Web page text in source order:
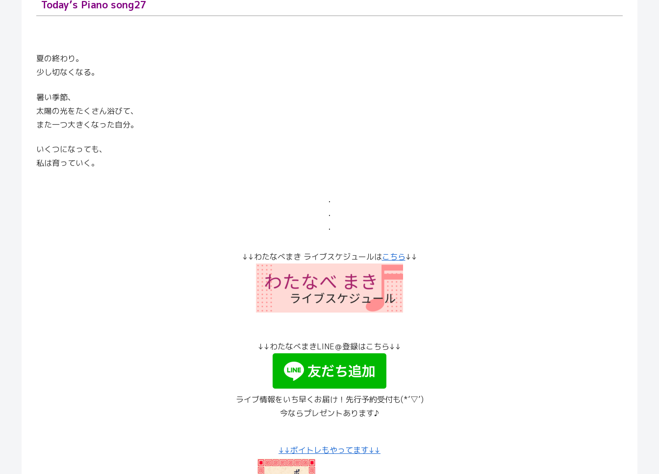
Today’s Piano song27
夏の終わり。
少し切なくなる。
暑い季節、
太陽の光をたくさん浴びて、
また一つ大きくなった自分。
いくつになっても、
私は育っていく。
・
・
・
↓↓わたなべまき ライブスケジュールはこちら↓↓
↓↓わたなべまきLINE＠登録はこちら↓↓
ライブ情報をいち早くお届け！先行予約受付も(*’▽’)
今ならプレゼントあります♪
↓↓ボイトレもやってます↓↓